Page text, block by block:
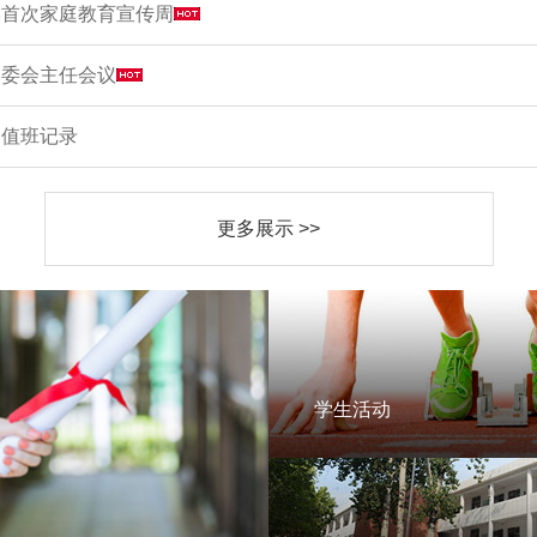
次家庭教育宣传周
会主任会议
班记录
更多展示 >>
学生活动
学生活动